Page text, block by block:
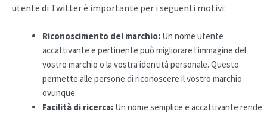
utente di Twitter è importante per i seguenti motivi:
Riconoscimento del marchio: Un nome utente
accattivante e pertinente può migliorare l'immagine del
vostro marchio o la vostra identità personale. Questo
permette alle persone di riconoscere il vostro marchio
ovunque.
Facilità di ricerca: Un nome semplice e accattivante rende